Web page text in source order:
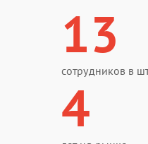
13
сотрудников в
4